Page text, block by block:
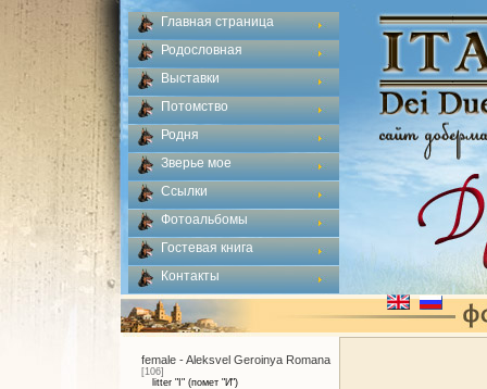
Главная страница
Родословная
Выставки
Потомство
Родня
Зверье мое
Ссылки
Фотоальбомы
Гостевая книга
Контакты
female - Aleksvel Geroinya Romana
[106]
litter "I" (помет "И")